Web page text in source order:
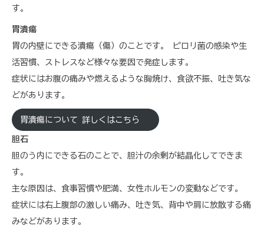
す。
胃潰瘍
胃の内壁にできる潰瘍（傷）のことです。 ピロリ菌の感染や生
活習慣、ストレスなど様々な要因で発症します。
症状にはお腹の痛みや燃えるような胸焼け、食欲不振、吐き気な
どがあります。
胃潰瘍について 詳しくはこちら
胆石
胆のう内にできる石のことで、胆汁の余剰が結晶化してできま
す。
主な原因は、食事習慣や肥満、女性ホルモンの変動などです。
症状には右上腹部の激しい痛み、吐き気、背中や肩に放散する痛
みなどがあります。